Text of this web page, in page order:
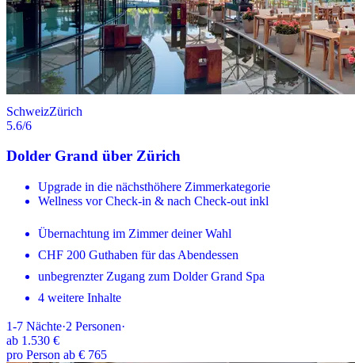
SchweizZürich
5.6/6
Dolder Grand über Zürich
Upgrade in die nächsthöhere Zimmerkategorie
Wellness vor Check-in & nach Check-out inkl
Übernachtung im Zimmer deiner Wahl
CHF 200 Guthaben für das Abendessen
unbegrenzter Zugang zum Dolder Grand Spa
4 weitere Inhalte
1-7 Nächte·2 Personen·
ab 1.530 €
pro Person ab € 765